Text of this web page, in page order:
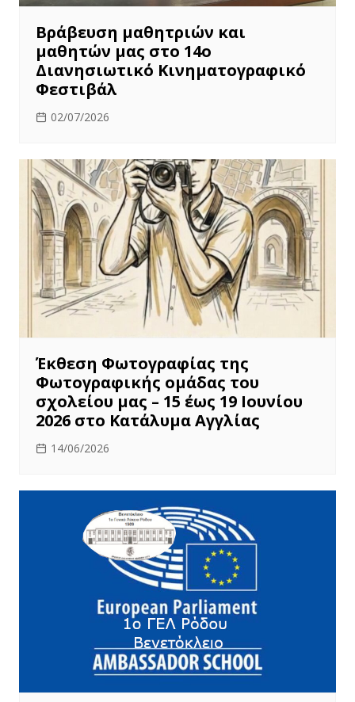
Βράβευση μαθητριών και
μαθητών μας στο 14ο
Διανησιωτικό Κινηματογραφικό
Φεστιβάλ
02/07/2026
Έκθεση Φωτογραφίας της
Φωτογραφικής ομάδας του
σχολείου μας – 15 έως 19 Ιουνίου
2026 στο Κατάλυμα Αγγλίας
14/06/2026